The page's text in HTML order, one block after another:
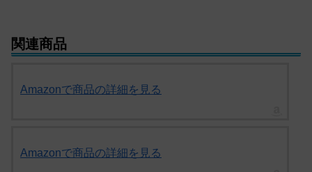
関連商品
Amazonで商品の詳細を見る
Amazonで商品の詳細を見る